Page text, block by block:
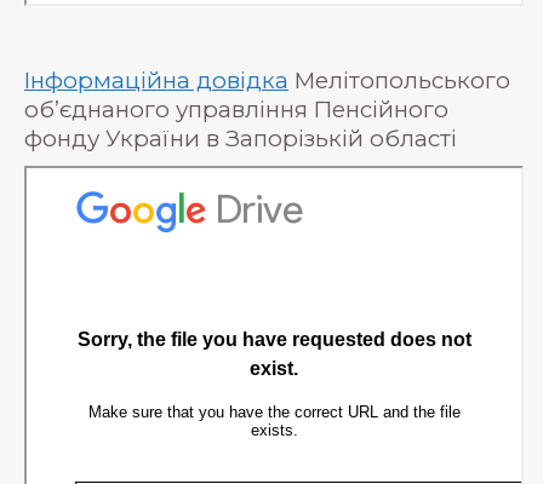
Інформаційна довідка Мелітопольського
об’єднаного управління Пенсійного
фонду України в Запорізькій області